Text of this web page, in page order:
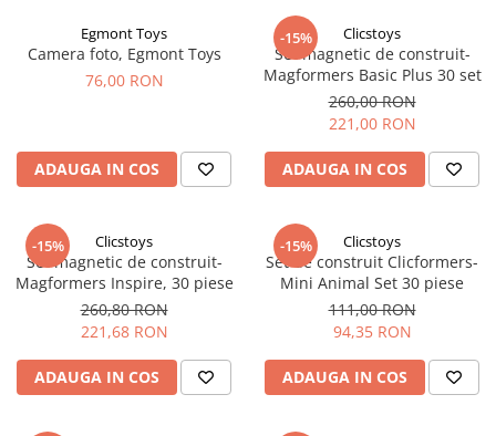
Egmont Toys
Camera foto, Egmont Toys
76,00 RON
ADAUGA IN COS
-15% Clicstoys
Set magnetic de construit-
Magformers Basic Plus 30 set
260,00 RON
221,00 RON
ADAUGA IN COS
-15% Clicstoys
Set magnetic de construit-
Magformers Inspire, 30 piese
260,80 RON
221,68 RON
ADAUGA IN COS
-15% Clicstoys
Set de construit Clicformers-
Mini Animal Set 30 piese
111,00 RON
94,35 RON
ADAUGA IN COS